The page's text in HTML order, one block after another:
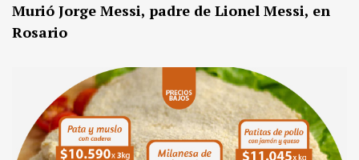
Murió Jorge Messi, padre de Lionel Messi, en
Rosario